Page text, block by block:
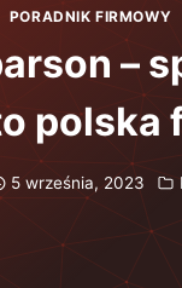
PORADNIK FIRMOWY
–
polska
5 września, 2023